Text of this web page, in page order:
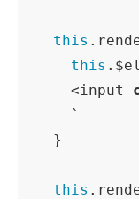
this
this
    <input
`
  }
this